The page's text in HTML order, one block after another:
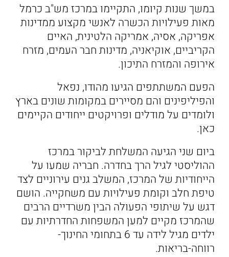
במשך שנות קיומו, התקיימו במרכז מש"ב כרמל
מאות פעילויות הכשרה לאנשי מקצוע ממדינות
אפריקה, אסיה, אמריקה הלטינית, האיים
הקריביים, אוקיאניה, מדינות חבר העמים, מזרח
אירופה והמזרח התיכון.
הפעם המשתתפים הגיעו מהודו, נפאל
והפיליפינים והם מסיירים במקומות שונים בארץ
ולומדים על מודלים ופרויקטים ייחודים הקיימים
כאן.
ביום שני הגיעה המשלחת לביקור במרכז
ההוליסטי לגיל הרך בחדרה. חבריה שמעו על
הייחודיות של המרכז, המשלב גנים עירוניים לצד
טיפת חלב וקומת פעילויות עם משחקייה. הושם
דגש על שיתופי הפעולה הבין משרדיים הרבים
שהמרכז מקיים למען המשפחות החדרתיות עם
ילדים מגיל לידה עד 6 בתחומי החינוך-
רווחה-בריאות.